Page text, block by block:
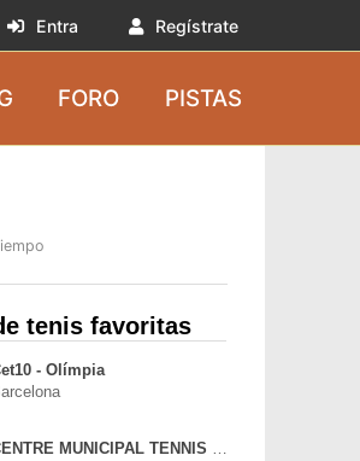
Entra Regístrate
FORO PISTAS
tenis favoritas
- Olímpia
CENTRE MUNICIPAL TENNIS VALL D HEBRON